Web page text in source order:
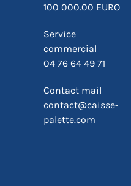
100 000.00 EURO
Service
commercial
04 76 64 49 71
Contact mail
contact@caisse-
palette.com